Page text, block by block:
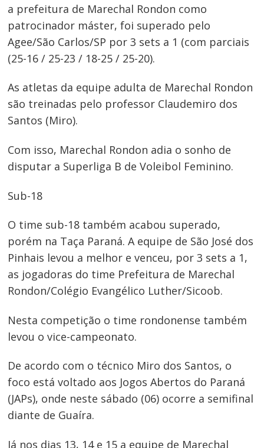
a prefeitura de Marechal Rondon como
patrocinador máster, foi superado pelo
Agee/São Carlos/SP por 3 sets a 1 (com parciais
(25-16 / 25-23 / 18-25 / 25-20).
As atletas da equipe adulta de Marechal Rondon
são treinadas pelo professor Claudemiro dos
Santos (Miro).
Com isso, Marechal Rondon adia o sonho de
disputar a Superliga B de Voleibol Feminino.
Sub-18
O time sub-18 também acabou superado,
porém na Taça Paraná. A equipe de São José dos
Pinhais levou a melhor e venceu, por 3 sets a 1,
as jogadoras do time Prefeitura de Marechal
Rondon/Colégio Evangélico Luther/Sicoob.
Nesta competição o time rondonense também
levou o vice-campeonato.
De acordo com o técnico Miro dos Santos, o
foco está voltado aos Jogos Abertos do Paraná
(JAPs), onde neste sábado (06) ocorre a semifinal
diante de Guaíra.
Já nos dias 13, 14 e 15 a equipe de Marechal
de
Post